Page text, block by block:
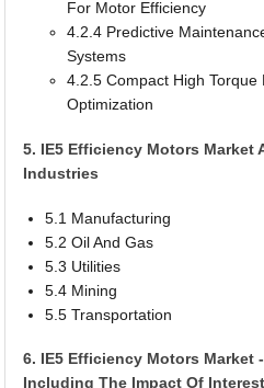
For Motor Efficiency
4.2.4 Predictive
Systems
4.2.5 Compact High Torque
Optimization
5. IE5 Efficiency Motors Market
Industries
5.1 Manufacturing
5.2 Oil And Gas
5.3 Utilities
5.4 Mining
5.5 Transportation
6. IE5 Efficiency Motors Market
Including The Impact Of